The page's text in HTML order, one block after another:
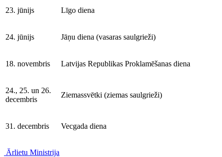
23. jūnijs Līgo diena
24. jūnijs Jāņu diena (vasaras saulgrieži)
18. novembris Latvijas Republikas Proklamēšanas diena
24., 25. un 26.
decembris
Ziemassvētki (ziemas saulgrieži)
31. decembris Vecgada diena
Ārlietu Ministrija